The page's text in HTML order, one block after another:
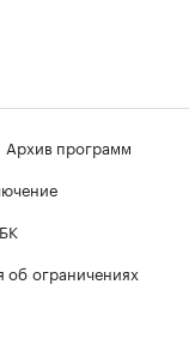
Архив программ
ограничениях